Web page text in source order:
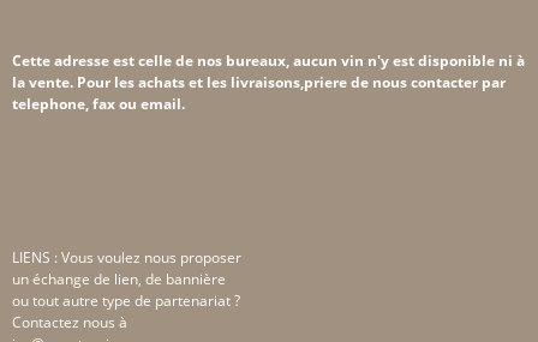
Cette adresse est celle de nos bureaux, aucun vin n'y est disponible ni à
la vente. Pour les achats et les livraisons,priere de nous contacter par
telephone, fax ou email.
LIENS : Vous voulez nous proposer
un échange de lien, de bannière
ou tout autre type de partenariat ?
Contactez nous à